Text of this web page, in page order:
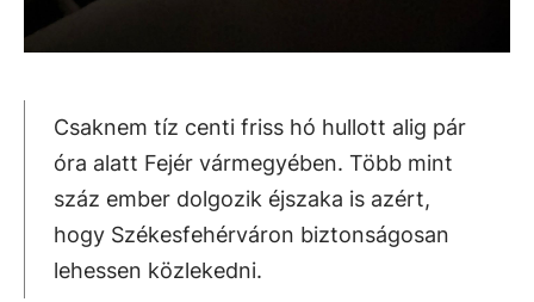
Csaknem tíz centi friss hó hullott alig pár
óra alatt Fejér vármegyében. Több mint
száz ember dolgozik éjszaka is azért,
hogy Székesfehérváron biztonságosan
lehessen közlekedni.